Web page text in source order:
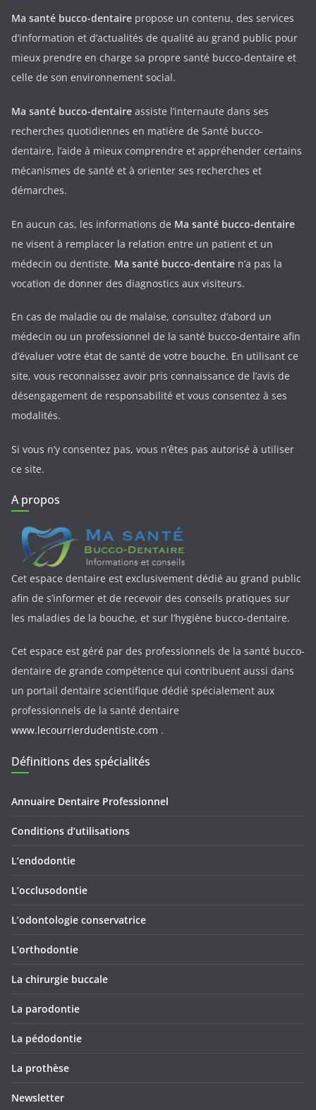
Ma santé bucco-dentaire propose un contenu, des services
d’information et d’actualités de qualité au grand public pour
mieux prendre en charge sa propre santé bucco-dentaire et
celle de son environnement social.
Ma santé bucco-dentaire assiste l’internaute dans ses
recherches quotidiennes en matière de Santé bucco-
dentaire, l’aide à mieux comprendre et appréhender certains
mécanismes de santé et à orienter ses recherches et
démarches.
En aucun cas, les informations de Ma santé bucco-dentaire
ne visent à remplacer la relation entre un patient et un
médecin ou dentiste. Ma santé bucco-dentaire n’a pas la
vocation de donner des diagnostics aux visiteurs.
En cas de maladie ou de malaise, consultez d’abord un
médecin ou un professionnel de la santé bucco-dentaire afin
d’évaluer votre état de santé de votre bouche. En utilisant ce
site, vous reconnaissez avoir pris connaissance de l’avis de
désengagement de responsabilité et vous consentez à ses
modalités.
Si vous n’y consentez pas, vous n’êtes pas autorisé à utiliser
ce site.
A propos
Cet espace dentaire est exclusivement dédié au grand public
afin de s’informer et de recevoir des conseils pratiques sur
les maladies de la bouche, et sur l’hygiène bucco-dentaire.
Cet espace est géré par des professionnels de la santé bucco-
dentaire de grande compétence qui contribuent aussi dans
un portail dentaire scientifique dédié spécialement aux
professionnels de la santé dentaire
www.lecourrierdudentiste.com .
Définitions des spécialités
Annuaire Dentaire Professionnel
Conditions d’utilisations
L’endodontie
L’occlusodontie
L’odontologie conservatrice
L’orthodontie
La chirurgie buccale
La parodontie
La pédodontie
La prothèse
Newsletter